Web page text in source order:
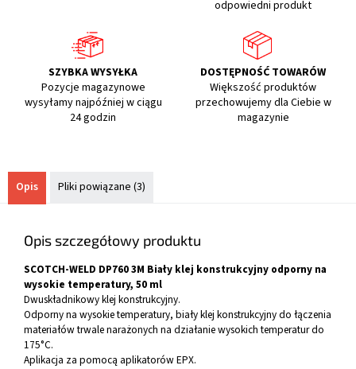
odpowiedni produkt
SZYBKA WYSYŁKA
Pozycje magazynowe
wysyłamy najpóźniej w ciągu
24 godzin
DOSTĘPNOŚĆ TOWARÓW
Większość produktów
przechowujemy dla Ciebie w
magazynie
Opis Pliki powiązane (3)
Opis szczegółowy produktu
SCOTCH-WELD DP760 3M Biały klej konstrukcyjny odporny na
wysokie temperatury, 50 ml
Dwuskładnikowy klej konstrukcyjny.
Odporny na wysokie temperatury, biały klej konstrukcyjny do łączenia
materiałów trwale narażonych na działanie wysokich temperatur do
175°C.
Aplikacja za pomocą aplikatorów EPX.